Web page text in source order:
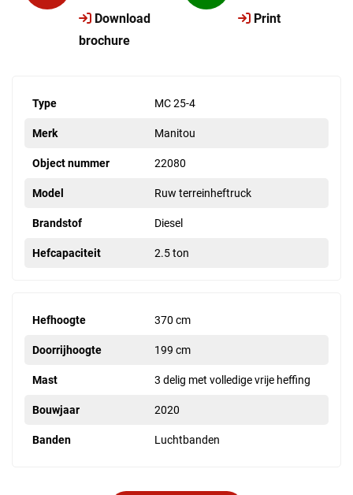
Download
brochure
Print
Type MC 25-4
Merk Manitou
Object nummer 22080
Model Ruw terreinheftruck
Brandstof Diesel
Hefcapaciteit 2.5 ton
Hefhoogte 370 cm
Doorrijhoogte 199 cm
Mast 3 delig met volledige vrije heffing
Bouwjaar 2020
Banden Luchtbanden